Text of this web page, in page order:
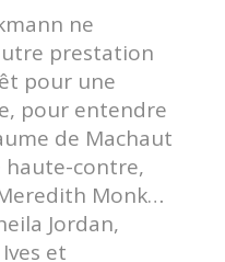
ne
prestation
pour une
pour entendre
de Machaut
haute-contre,
Monk…
Jordan,
et